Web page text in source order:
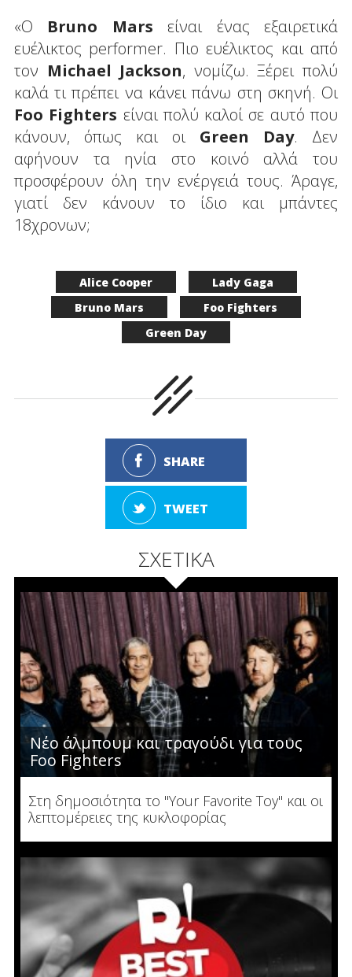
«O Bruno Mars είναι ένας εξαιρετικά
ευέλικτος performer. Πιο ευέλικτος και από
τον Michael Jackson, νομίζω. Ξέρει πολύ
καλά τι πρέπει να κάνει πάνω στη σκηνή. Οι
Foo Fighters είναι πολύ καλοί σε αυτό που
κάνουν, όπως και οι Green Day. Δεν
αφήνουν τα ηνία στο κοινό αλλά του
προσφέρουν όλη την ενέργειά τους. Άραγε,
γιατί δεν κάνουν το ίδιο και μπάντες
18χρονων;
Alice Cooper
Lady Gaga
Bruno Mars
Foo Fighters
Green Day
SHARE
TWEET
ΣΧΕΤΙΚΑ
Νέο άλμπουμ και τραγούδι για τους
Foo Fighters
Στη δημοσιότητα το "Your Favorite Toy" και οι
λεπτομέρειες της κυκλοφορίας